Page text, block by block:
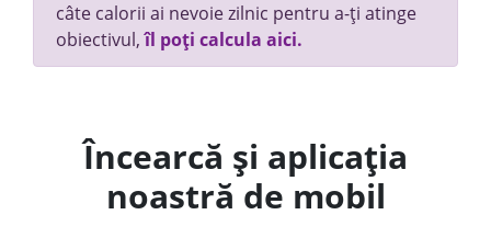
câte calorii ai nevoie zilnic pentru a-ți atinge
obiectivul,îl poți calcula aici.
Încearcă și aplicația
noastră de mobil